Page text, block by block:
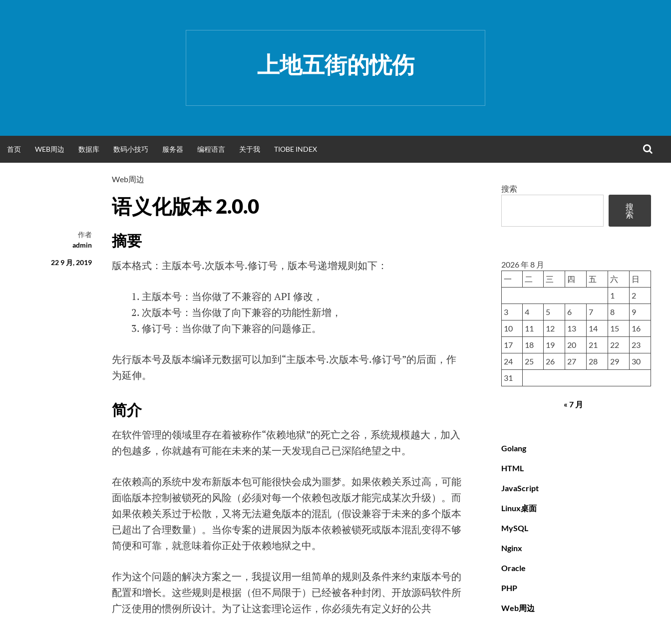
上地五街的忧伤
首页 WEB周边 数据库 数码小技巧 服务器 编程语言 关于我 TIOBE INDEX
Web周边
语义化版本 2.0.0
作者
admin
22 9 月, 2019
摘要
版本格式：主版本号.次版本号.修订号，版本号递增规则如下：
主版本号：当你做了不兼容的 API 修改，
次版本号：当你做了向下兼容的功能性新增，
修订号：当你做了向下兼容的问题修正。
先行版本号及版本编译元数据可以加到“主版本号.次版本号.修订号”的后面，作
为延伸。
简介
在软件管理的领域里存在着被称作“依赖地狱”的死亡之谷，系统规模越大，加入
的包越多，你就越有可能在未来的某一天发现自己已深陷绝望之中。
在依赖高的系统中发布新版本包可能很快会成为噩梦。如果依赖关系过高，可能
面临版本控制被锁死的风险（必须对每一个依赖包改版才能完成某次升级）。而
如果依赖关系过于松散，又将无法避免版本的混乱（假设兼容于未来的多个版本
已超出了合理数量）。当你专案的进展因为版本依赖被锁死或版本混乱变得不够
简便和可靠，就意味着你正处于依赖地狱之中。
作为这个问题的解决方案之一，我提议用一组简单的规则及条件来约束版本号的
配置和增长。这些规则是根据（但不局限于）已经被各种封闭、开放源码软件所
广泛使用的惯例所设计。为了让这套理论运作，你必须先有定义好的公共
搜索
搜
索
2026 年 8 月
一
二 三 四 五 六
日
1
2
3
4 5 6 7 8
9
10
11 12 13 14 15
16
17
18 19 20 21 22
23
24
25 26 27 28 29
30
31
« 7 月
Golang
HTML
JavaScript
Linux桌面
MySQL
Nginx
Oracle
PHP
Web周边